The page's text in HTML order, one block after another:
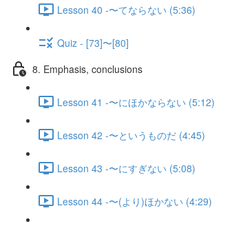
Lesson 40 -〜てならない (5:36)
Quiz - [73]〜[80]
8. Emphasis, conclusions
Lesson 41 -〜にほかならない (5:12)
Lesson 42 -〜というものだ (4:45)
Lesson 43 -〜にすぎない (5:08)
Lesson 44 -〜(より)ほかない (4:29)